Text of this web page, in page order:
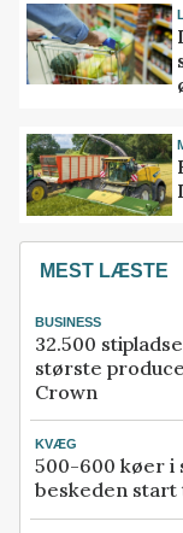
MEST LÆSTE
BUSINESS
32.500
største
Crown
KVÆG
500-600 køer i
beskeden